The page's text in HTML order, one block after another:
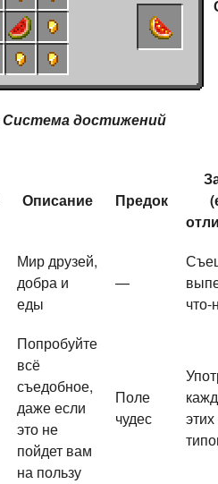
Система достижений
Описание Предок
Мир друзей,
добра и
еды
—
что-
Попробуйте
всё
съедобное,
даже если
это не
пойдет вам
на пользу
Поле
чудес